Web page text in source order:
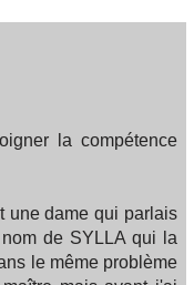
la compétence
une dame qui parlais
de SYLLA qui la
le même problème